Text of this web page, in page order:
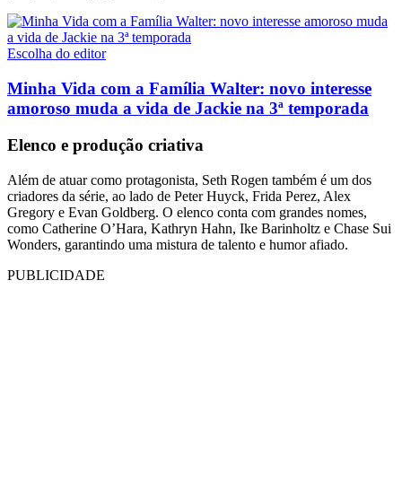
Escolha do editor
Minha Vida com a Família Walter: novo interesse
amoroso muda a vida de Jackie na 3ª temporada
Elenco e produção criativa
Além de atuar como protagonista, Seth Rogen também é um dos
criadores da série, ao lado de Peter Huyck, Frida Perez, Alex
Gregory e Evan Goldberg. O elenco conta com grandes nomes,
como Catherine O’Hara, Kathryn Hahn, Ike Barinholtz e Chase Sui
Wonders, garantindo uma mistura de talento e humor afiado.
PUBLICIDADE